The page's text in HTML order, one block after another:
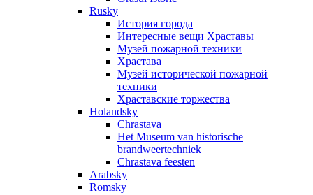
Rusky
История города
Интересные вещи Храставы
Музей пожарной техники
Храстава
Музей исторической пожарной
техники
Храставские торжества
Holandsky
Chrastava
Het Museum van historische
brandweertechniek
Chrastava feesten
Arabsky
Romsky